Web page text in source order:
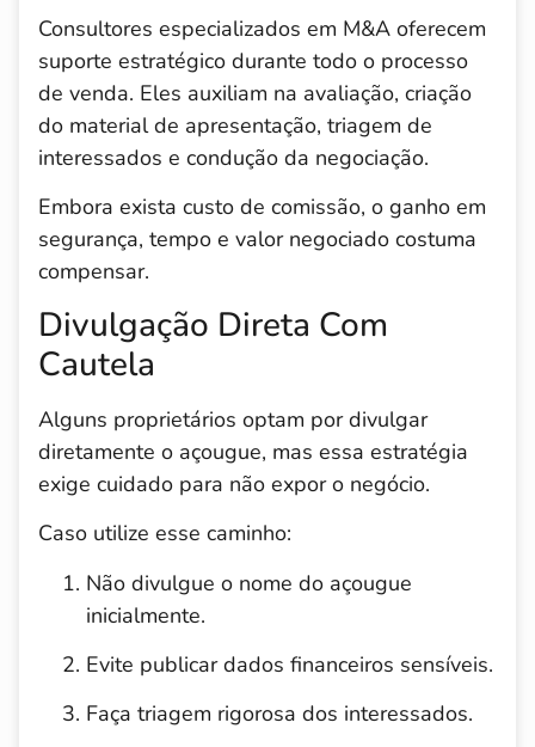
Consultores especializados em M&A oferecem
suporte estratégico durante todo o processo
de venda. Eles auxiliam na avaliação, criação
do material de apresentação, triagem de
interessados e condução da negociação.
Embora exista custo de comissão, o ganho em
segurança, tempo e valor negociado costuma
compensar.
Divulgação Direta Com
Cautela
Alguns proprietários optam por divulgar
diretamente o açougue, mas essa estratégia
exige cuidado para não expor o negócio.
Caso utilize esse caminho:
Não divulgue o nome do açougue
inicialmente.
Evite publicar dados financeiros sensíveis.
Faça triagem rigorosa dos interessados.